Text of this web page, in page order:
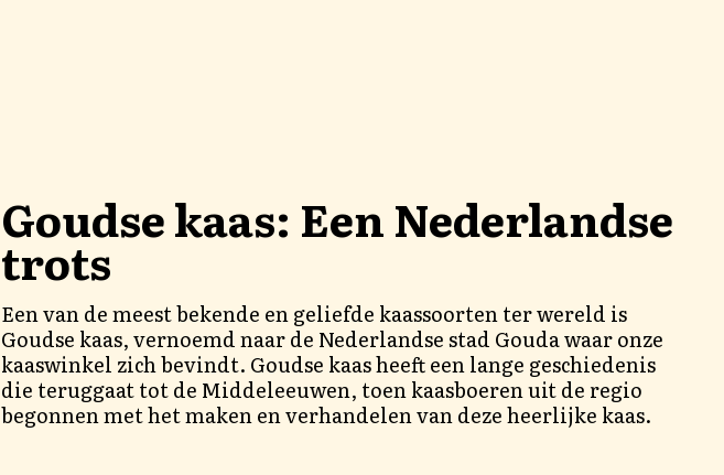
Goudse kaas: Een Nederlandse
trots
Een van de meest bekende en geliefde kaassoorten ter wereld is
Goudse kaas, vernoemd naar de Nederlandse stad Gouda waar onze
kaaswinkel zich bevindt. Goudse kaas heeft een lange geschiedenis
die teruggaat tot de Middeleeuwen, toen kaasboeren uit de regio
begonnen met het maken en verhandelen van deze heerlijke kaas.